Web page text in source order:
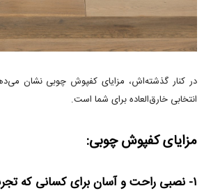
در کنار گذشته‌اش، مزایای کفپوش چوبی نشان
انتخابی خارق‌العاده برای شما است.
مزایای کفپوش چوبی:
۱- نصبی راحت و آسان برای کسانی که تجربه دارند